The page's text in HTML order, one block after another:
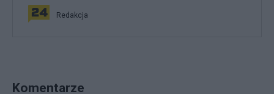
Redakcja
Komentarze